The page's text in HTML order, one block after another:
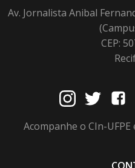
Av. Jornalista Anibal
CEP:
Acompanhe o CIn-